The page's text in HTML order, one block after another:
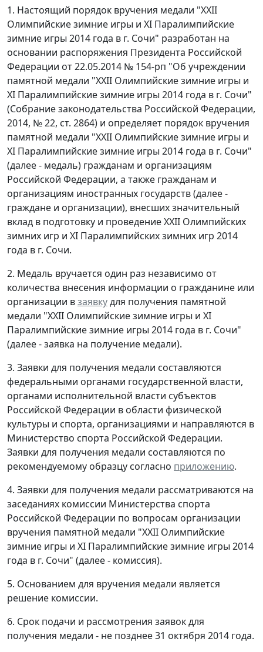
1. Настоящий порядок вручения медали "XXII
Олимпийские зимние игры и XI Паралимпийские
зимние игры 2014 года в г. Сочи" разработан на
основании распоряжения Президента Российской
Федерации от 22.05.2014 № 154-рп "Об учреждении
памятной медали "XXII Олимпийские зимние игры и
XI Паралимпийские зимние игры 2014 года в г. Сочи"
(Собрание законодательства Российской Федерации,
2014, № 22, ст. 2864) и определяет порядок вручения
памятной медали "XXII Олимпийские зимние игры и
XI Паралимпийские зимние игры 2014 года в г. Сочи"
(далее - медаль) гражданам и организациям
Российской Федерации, а также гражданам и
организациям иностранных государств (далее -
граждане и организации), внесших значительный
вклад в подготовку и проведение XXII Олимпийских
зимних игр и XI Паралимпийских зимних игр 2014
года в г. Сочи.
2. Медаль вручается один раз независимо от
количества внесения информации о гражданине или
организации взаявкудля получения памятной
медали "XXII Олимпийские зимние игры и XI
Паралимпийские зимние игры 2014 года в г. Сочи"
(далее - заявка на получение медали).
3. Заявки для получения медали составляются
федеральными органами государственной власти,
органами исполнительной власти субъектов
Российской Федерации в области физической
культуры и спорта, организациями и направляются в
Министерство спорта Российской Федерации.
Заявки для получения медали составляются по
рекомендуемому образцу согласно приложению.
4. Заявки для получения медали рассматриваются на
заседаниях комиссии Министерства спорта
Российской Федерации по вопросам организации
вручения памятной медали "XXII Олимпийские
зимние игры и XI Паралимпийские зимние игры 2014
года в г. Сочи" (далее - комиссия).
5. Основанием для вручения медали является
решение комиссии.
6. Срок подачи и рассмотрения заявок для
получения медали - не позднее 31 октября 2014 года.